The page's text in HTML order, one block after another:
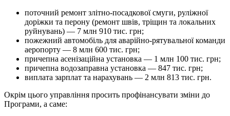
поточний ремонт злітно-посадкової смуги, руліжної
доріжки та перону (ремонт швів, тріщин та локальних
руйнувань) — 7 млн 910 тис. грн;
пожежний автомобіль для аварійно-рятувальної команди
аеропорту — 8 млн 600 тис. грн;
причепна асенізаційна установка — 1 млн 100 тис. грн;
причепна водозаправна установка — 847 тис. грн;
виплата зарплат та нарахувань — 2 млн 813 тис. грн.
Окрім цього управління просить профінансувати зміни до
Програми, а саме: